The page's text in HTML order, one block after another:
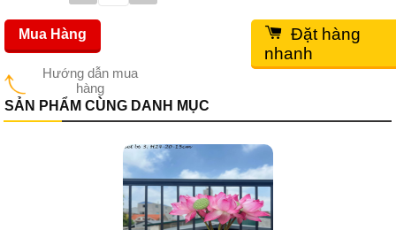
Hướng dẫn mua
hàng
Mua Hàng
Đặt hàng
nhanh
SẢN PHẨM CÙNG DANH MỤC